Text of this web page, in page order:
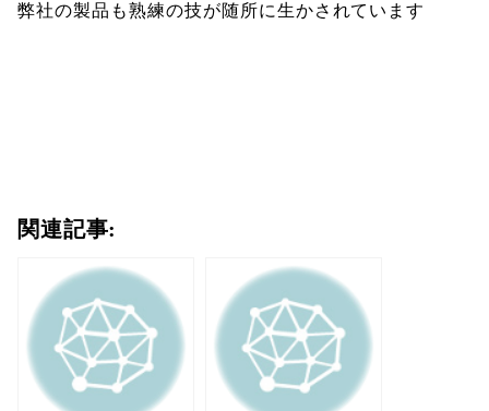
弊社の製品も熟練の技が随所に生かされています
関連記事: